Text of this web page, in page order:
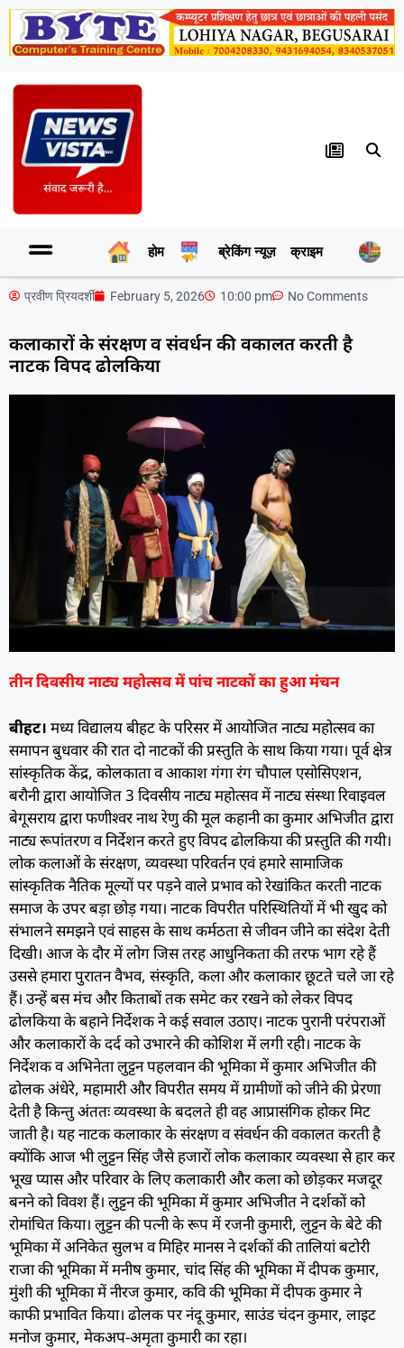
होम ब्रेकिंग न्यूज़ क्राइम
प्रवीण प्रियदर्शी February 5, 2026 10:00 pm No Comments
कलाकारों के संरक्षण व संवर्धन की वकालत करती है
नाटक विपद ढोलकिया
तीन दिवसीय नाट्य महोत्सव में पांच नाटकों का हुआ मंचन
बीहट। मध्य विद्यालय बीहट के परिसर में आयोजित नाट्य महोत्सव का
समापन बुधवार की रात दो नाटकों की प्रस्तुति के साथ किया गया। पूर्व क्षेत्र
सांस्कृतिक केंद्र, कोलकाता व आकाश गंगा रंग चौपाल एसोसिएशन,
बरौनी द्वारा आयोजित 3 दिवसीय नाट्य महोत्सव में नाट्य संस्था रिवाइवल
बेगूसराय द्वारा फणीश्वर नाथ रेणु की मूल कहानी का कुमार अभिजीत द्वारा
नाट्य रूपांतरण व निर्देशन करते हुए विपद ढोलकिया की प्रस्तुति की गयी।
लोक कलाओं के संरक्षण, व्यवस्था परिवर्तन एवं हमारे सामाजिक
सांस्कृतिक नैतिक मूल्यों पर पड़ने वाले प्रभाव को रेखांकित करती नाटक
समाज के उपर बड़ा छोड़ गया। नाटक विपरीत परिस्थितियों में भी खुद को
संभालने समझने एवं साहस के साथ कर्मठता से जीवन जीने का संदेश देती
दिखी। आज के दौर में लोग जिस तरह आधुनिकता की तरफ भाग रहे हैं
उससे हमारा पुरातन वैभव, संस्कृति, कला और कलाकार छूटते चले जा रहे
हैं। उन्हें बस मंच और किताबों तक समेट कर रखने को लेकर विपद
ढोलकिया के बहाने निर्देशक ने कई सवाल उठाए। नाटक पुरानी परंपराओं
और कलाकारों के दर्द को उभारने की कोशिश में लगी रही। नाटक के
निर्देशक व अभिनेता लुट्टन पहलवान की भूमिका में कुमार अभिजीत की
ढोलक अंधेरे, महामारी और विपरीत समय में ग्रामीणों को जीने की प्रेरणा
देती है किन्तु अंततः व्यवस्था के बदलते ही वह आप्रासंगिक होकर मिट
जाती है। यह नाटक कलाकार के संरक्षण व संवर्धन की वकालत करती है
क्योंकि आज भी लुट्टन सिंह जैसे हजारों लोक कलाकार व्यवस्था से हार कर
भूख प्यास और परिवार के लिए कलाकारी और कला को छोड़कर मजदूर
बनने को विवश हैं। लुट्टन की भूमिका में कुमार अभिजीत ने दर्शकों को
रोमांचित किया। लुट्टन की पत्नी के रूप में रजनी कुमारी, लुट्टन के बेटे की
भूमिका में अनिकेत सुलभ व मिहिर मानस ने दर्शकों की तालियां बटोरी
राजा की भूमिका में मनीष कुमार, चांद सिंह की भूमिका में दीपक कुमार,
मुंशी की भूमिका में नीरज कुमार, कवि की भूमिका में दीपक कुमार ने
काफी प्रभावित किया। ढोलक पर नंदू कुमार, साउंड चंदन कुमार, लाइट
मनोज कुमार, मेकअप-अमृता कुमारी का रहा।